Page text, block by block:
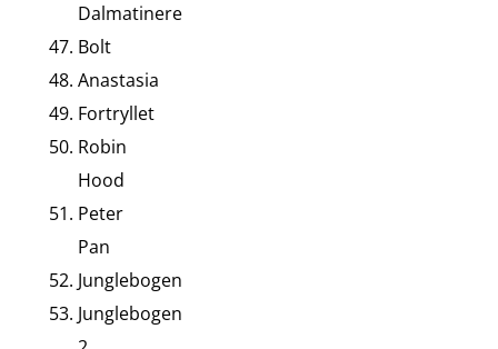
Dalmatinere
Bolt
Anastasia
Fortryllet
Robin
Hood
Peter
Pan
Junglebogen
Junglebogen